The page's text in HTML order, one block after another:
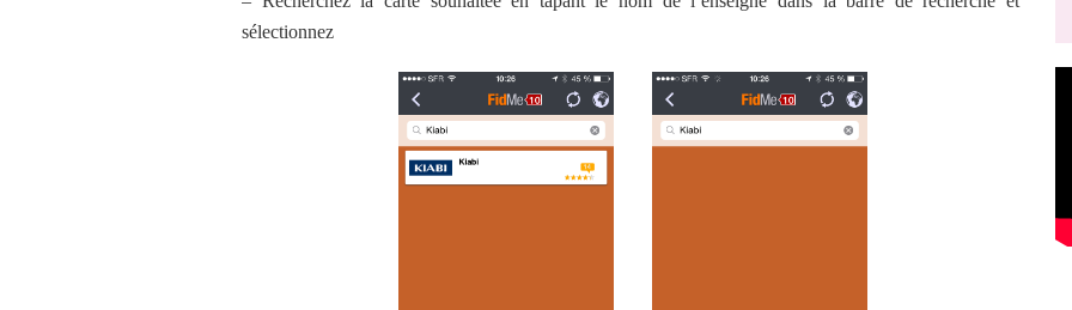
sélectionnez